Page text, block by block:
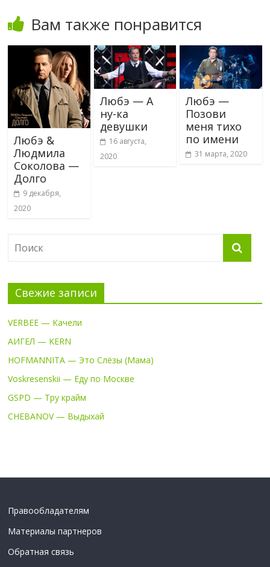
Вам также понравится
Любэ &
Людмила
Соколова —
Долго
9 декабря,
2020
Любэ — А
ну-ка
девушки
16 августа,
2020
Любэ —
Позови
меня тихо
по имени
31 марта, 2020
Свежие записи
VERBEE — Качели
АИГЕЛ — KERN
HOFMANNITA — Это Слёзы (Мама)
Voskresenskii — Еду по Москве
GSPD — Тру крайм
CHEBANOV — Выдыхай
Правообладателям
Материалы партнеров
Обратная связь